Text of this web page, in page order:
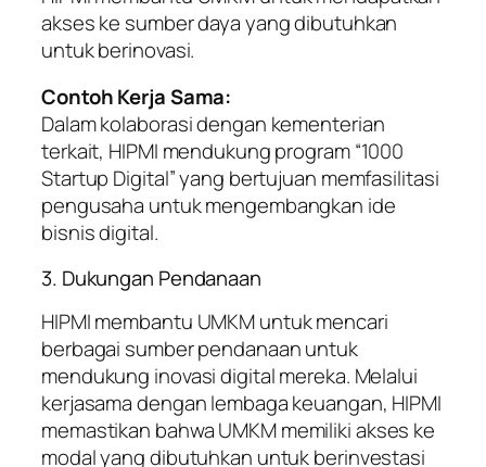
akses ke sumber daya yang dibutuhkan
untuk berinovasi.
Contoh Kerja Sama:
Dalam kolaborasi dengan kementerian
terkait, HIPMI mendukung program “1000
Startup Digital” yang bertujuan memfasilitasi
pengusaha untuk mengembangkan ide
bisnis digital.
3. Dukungan Pendanaan
HIPMI membantu UMKM untuk mencari
berbagai sumber pendanaan untuk
mendukung inovasi digital mereka. Melalui
kerjasama dengan lembaga keuangan, HIPMI
memastikan bahwa UMKM memiliki akses ke
modal yang dibutuhkan untuk berinvestasi